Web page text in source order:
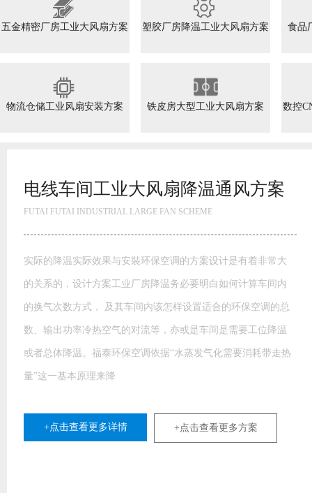
五金精密厂房工业大风扇方案 塑胶厂房降温工业大风扇方案 食品
物流仓储工业风扇安装方案 铁皮房大型工业大风扇方案 数控
高大空间工业大风扇方案
FUTAI FUTAI INDUSTRIAL LARGE FAN SCHEME
模具模胚车间工业大风扇通风方案 玩具厂降温水帘风机降温方
案湿帘”降温是通过蒸发降温的一种高效经济的降温方式。干热
空气通过水帘进入室内，由于水帘内孔壁均匀布满水膜，这样
室外新鲜空气穿过水帘时，水帘上的水会吸收空气中的热量并
产生蒸发现象，使新鲜空气温度下降，湿度增加，完成降温过
程，从
+点击查看更多详情 +点击查看更多方案